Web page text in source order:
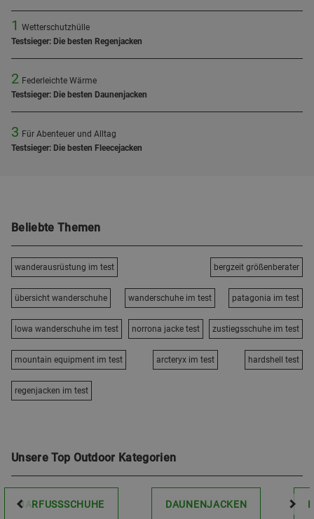
1 Wetterschutzhülle
Testsieger: Die besten Regenjacken
2 Federleichte Wärme
Testsieger: Die besten Daunenjacken
3 Für Abenteuer und Alltag
Testsieger: Die besten Fleecejacken
Beliebte Themen
wanderausrüstung im test bergzeit größenberater
übersicht wanderschuhe wanderschuhe im test patagonia im test
lowa wanderschuhe im test norrona jacke test zustiegsschuhe im test
mountain equipment im test arcteryx im test hardshell test
regenjacken im test
Unsere Top Outdoor Kategorien
BARFUSSSCHUHE DAUNENJACKEN